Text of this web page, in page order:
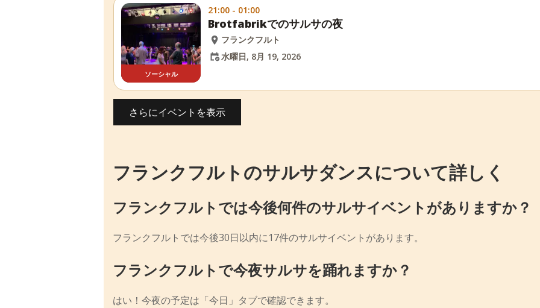
ソーシャル
21:00 - 01:00
Brotfabrikでのサルサの夜
フランクフルト
水曜日, 8月 19, 2026
さらにイベントを表示
フランクフルトのサルサダンスについて詳しく
フランクフルトでは今後何件のサルサイベントがありますか？
フランクフルトでは今後30日以内に17件のサルサイベントがあります。
フランクフルトで今夜サルサを踊れますか？
はい！今夜の予定は「今日」タブで確認できます。